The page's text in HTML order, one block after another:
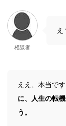
相談者
え
ええ、本当です
に、人生の転
う。